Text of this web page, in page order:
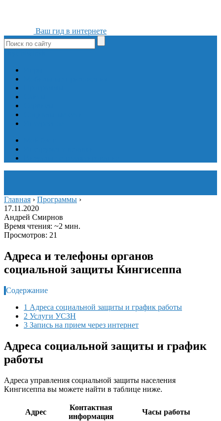
Ваш гид в интернете
Главная › Программы ›
17.11.2020
Андрей Смирнов
Время чтения: ~2 мин.
Просмотров: 21
Адреса и телефоны органов
социальной защиты Кингисеппа
Содержание
1 Адреса социальной защиты и график работы
2 Услуги УСЗН
3 Запись на прием через интернет
Адреса социальной защиты и график
работы
Адреса управления социальной защиты населения
Кингисеппа вы можете найти в таблице ниже.
Адрес
Контактная
информация
Часы работы